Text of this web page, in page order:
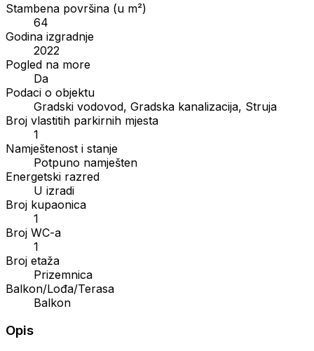
Stambena površina (u m²)
64
Godina izgradnje
2022
Pogled na more
Da
Podaci o objektu
Gradski vodovod, Gradska kanalizacija, Struja
Broj vlastitih parkirnih mjesta
1
Namještenost i stanje
Potpuno namješten
Energetski razred
U izradi
Broj kupaonica
1
Broj WC-a
1
Broj etaža
Prizemnica
Balkon/Lođa/Terasa
Balkon
Opis